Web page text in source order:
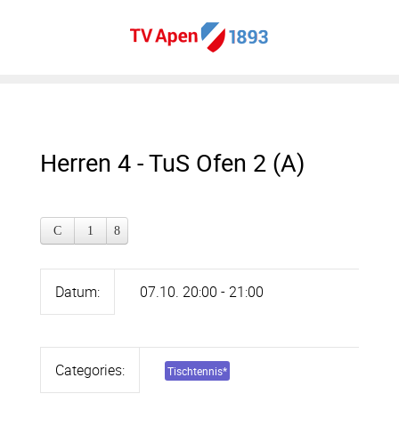
Herren 4 - TuS Ofen 2 (A)
Datum: 07.10. 20:00 - 21:00
Categories: Tischtennis*